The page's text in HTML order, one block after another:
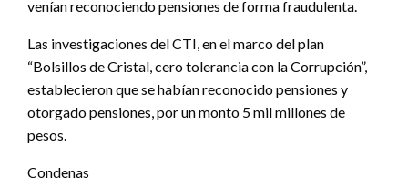
venían reconociendo pensiones de forma fraudulenta.
Las investigaciones del CTI, en el marco del plan
“Bolsillos de Cristal, cero tolerancia con la Corrupción”,
establecieron que se habían reconocido pensiones y
otorgado pensiones, por un monto 5 mil millones de
pesos.
Condenas